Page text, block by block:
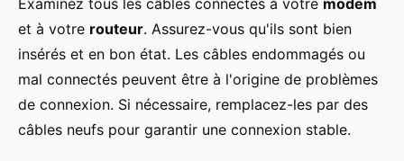
Examinez tous les câbles connectés à votre modem
et à votre routeur. Assurez-vous qu'ils sont bien
insérés et en bon état. Les câbles endommagés ou
mal connectés peuvent être à l'origine de problèmes
de connexion. Si nécessaire, remplacez-les par des
câbles neufs pour garantir une connexion stable.